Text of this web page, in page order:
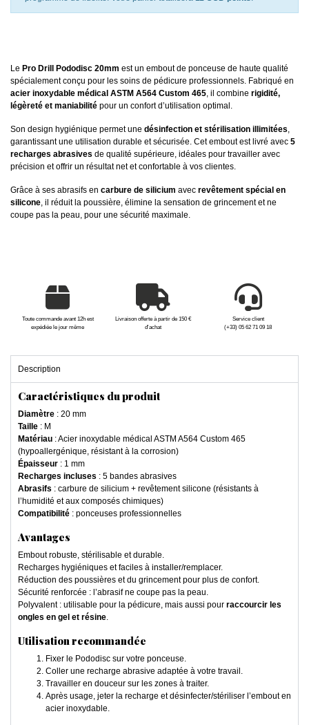
Le Pro Drill Pododisc 20mm est un embout de ponceuse de haute qualité
spécialement conçu pour les soins de pédicure professionnels. Fabriqué en
acier inoxydable médical ASTM A564 Custom 465, il combine rigidité,
légèreté et maniabilité pour un confort d’utilisation optimal.
Son design hygiénique permet une désinfection et stérilisation illimitées,
garantissant une utilisation durable et sécurisée. Cet embout est livré avec 5
recharges abrasives de qualité supérieure, idéales pour travailler avec
précision et offrir un résultat net et confortable à vos clientes.
Grâce à ses abrasifs en carbure de silicium avec revêtement spécial en
silicone, il réduit la poussière, élimine la sensation de grincement et ne
coupe pas la peau, pour une sécurité maximale.
Toute commande avant 12h est
expédiée le jour même
Livraison offerte à partir de 150 €
d'achat
Service client
(+33) 05 62 71 09 18
Description
Caractéristiques du produit
Diamètre : 20 mm
Taille : M
Matériau : Acier inoxydable médical ASTM A564 Custom 465
(hypoallergénique, résistant à la corrosion)
Épaisseur : 1 mm
Recharges incluses : 5 bandes abrasives
Abrasifs : carbure de silicium + revêtement silicone (résistants à
l’humidité et aux composés chimiques)
Compatibilité : ponceuses professionnelles
Avantages
Embout robuste, stérilisable et durable.
Recharges hygiéniques et faciles à installer/remplacer.
Réduction des poussières et du grincement pour plus de confort.
Sécurité renforcée : l’abrasif ne coupe pas la peau.
Polyvalent : utilisable pour la pédicure, mais aussi pour raccourcir les
ongles en gel et résine.
Utilisation recommandée
Fixer le Pododisc sur votre ponceuse.
Coller une recharge abrasive adaptée à votre travail.
Travailler en douceur sur les zones à traiter.
Après usage, jeter la recharge et désinfecter/stériliser l’embout en
acier inoxydable.